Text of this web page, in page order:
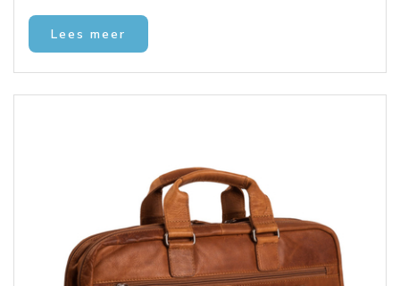
Lees meer